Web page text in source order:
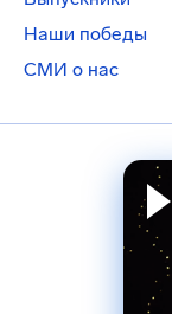
Наши победы
СМИ о нас